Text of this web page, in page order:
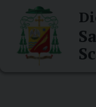
content